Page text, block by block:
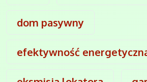
dom pasywny
efektywność